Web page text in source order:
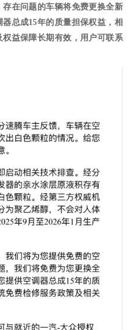
在问题的车辆将免费更换全新
总成15年的质量担保权益，相
益保障长期有效，用户可联系